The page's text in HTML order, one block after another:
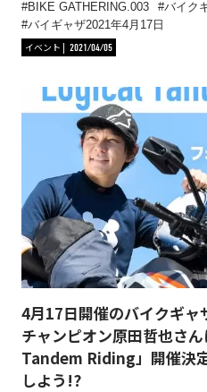
BIKE GATHERING.003
バイク
バイギャザ2021年4月17日
イベント
2021/04/05
4月17日開催のバイクギャ
チャンピオン原田哲也さ
Tandem Riding」開催決
しよう!?